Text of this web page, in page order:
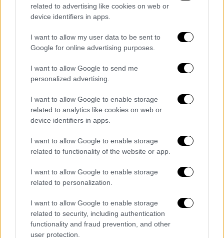
related to advertising like cookies on web or
device identifiers in apps.
I want to allow my user data to be sent to
Google for online advertising purposes.
I want to allow Google to send me
personalized advertising.
I want to allow Google to enable storage
related to analytics like cookies on web or
device identifiers in apps.
I want to allow Google to enable storage
related to functionality of the website or app.
I want to allow Google to enable storage
related to personalization.
I want to allow Google to enable storage
related to security, including authentication
functionality and fraud prevention, and other
user protection.
Σύμφωνα με το πρακτορείο Anadolu, στη
συνάντηση Καλίν–Σαράα στη Δαμασκό
συζητήθηκαν η αποστράτευση του PKK/YPG,
η ένταξή τους στη νέα Συρία, η συνοριακή
ασφάλεια, τα τελωνεία και η μεταφορά
φυλακών/στρατοπέδων ISIS υπό
Διαπραγματεύσεις με φόντο τον ISIS
και το πετρέλαιο: Η Άγκυρα ως
διαμεσολαβητής και εγγυητής
Αυτό το τελευταίο, δηλαδή η μεταφορά του
ελέγχου στρατοπέδων ISIS στη Δαμασκό,
ήταν όρος του Ντόναλντ Τραμπ για την άρση
των κυρώσεων. Η εξέλιξη θεωρείται πλήγμα
για το PKK, το οποίο είχε τη στήριξη των
ΗΠΑ στο όνομα της «αντιτρομοκρατίας». Ο